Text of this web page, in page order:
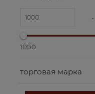
-
1000
торговая марка